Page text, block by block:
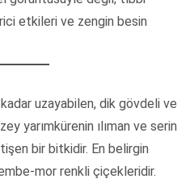
etkileri ve zengin besin
uzayabilen, dik gövdeli ve
yarımkürenin ılıman ve serin
bir bitkidir. En belirgin
mor renkli çiçekleridir.